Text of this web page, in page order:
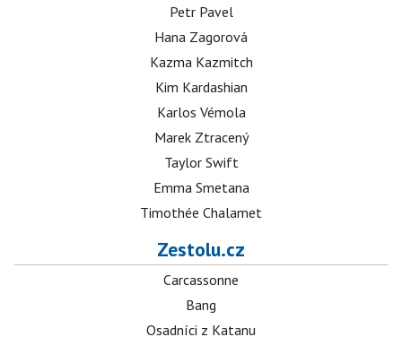
Petr Pavel
Hana Zagorová
Kazma Kazmitch
Kim Kardashian
Karlos Vémola
Marek Ztracený
Taylor Swift
Emma Smetana
Timothée Chalamet
Zestolu.cz
Carcassonne
Bang
Osadníci z Katanu